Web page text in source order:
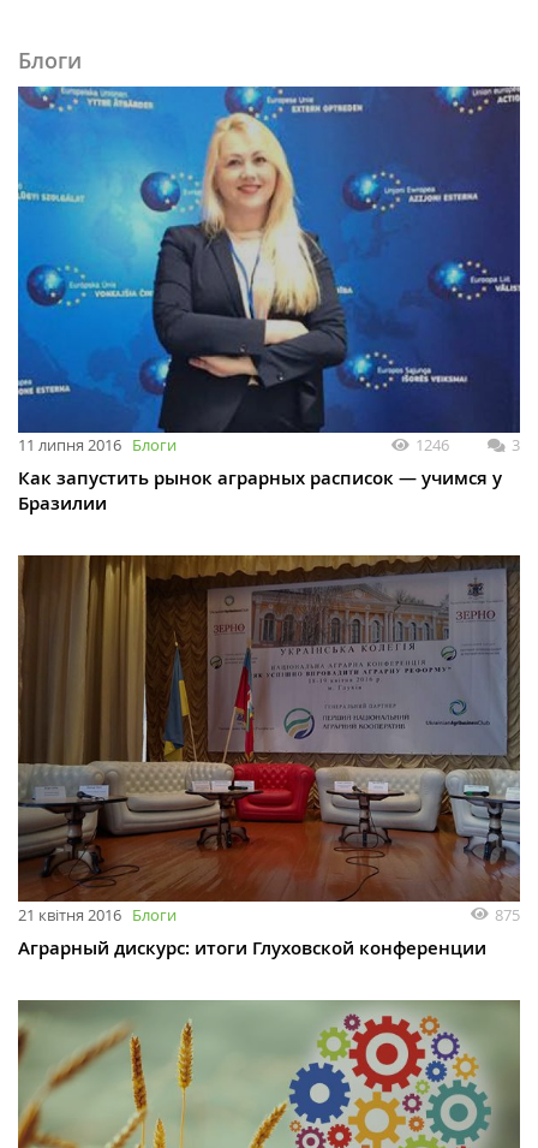
Блоги
11 липня 2016 Блоги 1246 3
Как запустить рынок аграрных расписок — учимся у
Бразилии
21 квітня 2016 Блоги 875
Аграрный дискурс: итоги Глуховской конференции